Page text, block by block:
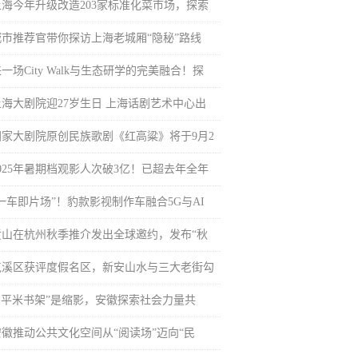
今年升级改造203家标准化菜市场，探索
推荐官带你探访上海老城厢“隐秘”路线
场City Walk与生态研学的完美融合！探
大剧院迎27岁生日 上海话剧艺术中心出
大剧院原创民族歌剧《红高粱》将于9月2
年暑期档观影人次破3亿！已超去年全年
车即片场”！豹款影视制作车融合5G与AI
在杭州秋季推介发出全球邀约，发布“秋
区获评度假名区，新安山水与三大老街勾
平米书架”是缩影，安徽探索社会力量共
推动公共文化空间从“阅读场”迈向“民